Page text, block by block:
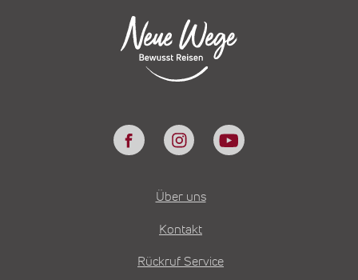
Über uns
Kontakt
Rückruf Service